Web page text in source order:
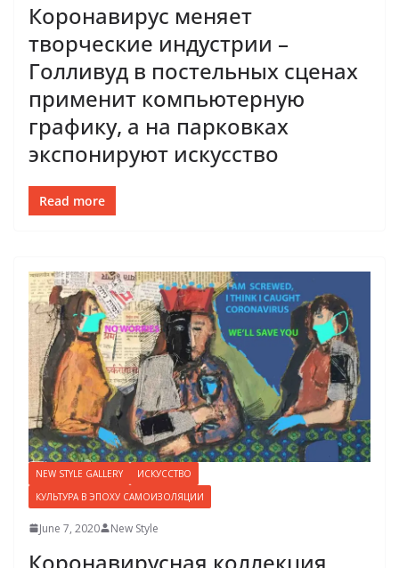
Коронавирус меняет
творческие индустрии –
Голливуд в постельных сценах
применит компьютерную
графику, а на парковках
экспонируют искусство
Read more
NEW STYLE GALLERY
ИСКУССТВО
КУЛЬТУРА В ЭПОХУ САМОИЗОЛЯЦИИ
June 7, 2020 New Style
Коронавирусная коллекция